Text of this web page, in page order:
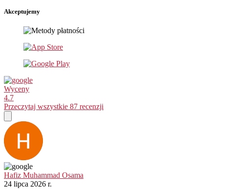
Akceptujemy
Wyceny
4.7
Przeczytaj wszystkie 87 recenzji
Hafiz Muhammad Osama
24 lipca 2026 r.